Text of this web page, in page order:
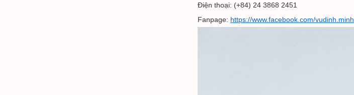
Điện thoại: (+84) 24 3868 2451
Fanpage: https://www.facebook.com/vudinh.minh